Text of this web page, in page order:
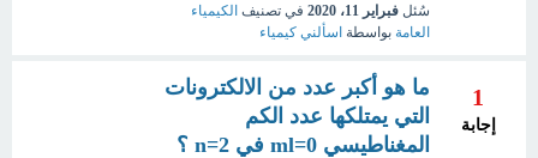
سُئل فبراير 11، 2020 في تصنيف الكيمياء
العامة بواسطة اسألني كيمياء
1
إجابة
ما هو أكبر عدد من الالكترونات
التي يمتلكها عدد الكم
المغناطيسي ml=0 في n=2 ؟